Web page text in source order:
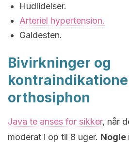
Hudlidelser.
Arteriel hypertension.
Galdesten.
Bivirkninger og
orthosiphon
Java te anses for sikker, når
moderat i op til 8 uger. Nogle